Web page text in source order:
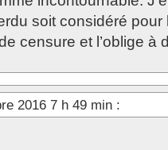
soit considéré
censure et l’oblige à
2016 7 h 49 min :